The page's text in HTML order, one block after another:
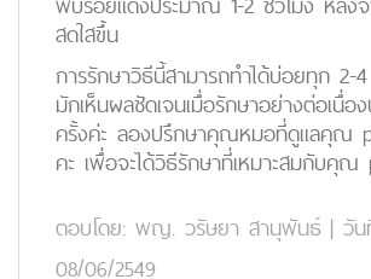
สดใสขึ้น
การรักษาวิธีนี้สามารถทำได้บ่อยทุก 2-
มักเห็นผลชัดเจนเมื่อรักษาอย่างต่อเนื่
ครั้งค่ะ ลองปรึกษาคุณหมอที่ดูแลคุณ
คะ เพื่อจะได้วิธีรักษาที่เหมาะสมกับคุ
ตอบโดย: พญ. วรัษยา สานุพันธ์ | วั
08/06/2549